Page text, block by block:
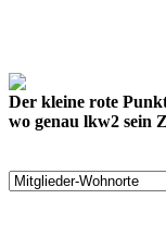
Der kleine rote
wo genau lkw2 sein